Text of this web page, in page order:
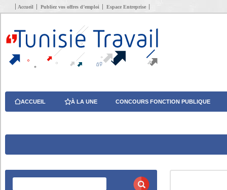
Accueil Publiez vos offres d’emploi Espace Entreprise
ACCUEIL À LA UNE CONCOURS FONCTION PUBLIQUE